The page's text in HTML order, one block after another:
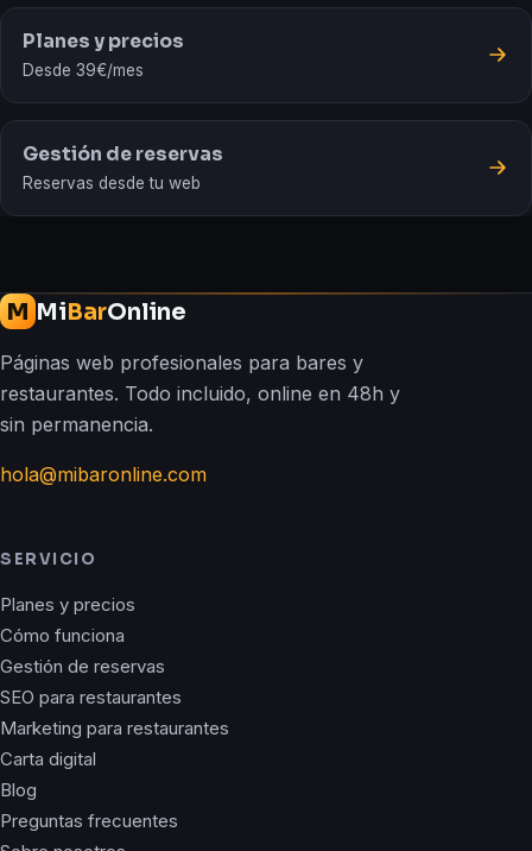
Planes y precios
Desde 39€/mes
Gestión de reservas
Reservas desde tu web
M MiBarOnline
Páginas web profesionales para bares y
restaurantes. Todo incluido, online en 48h y
sin permanencia.
hola@mibaronline.com
SERVICIO
Planes y precios
Cómo funciona
Gestión de reservas
SEO para restaurantes
Marketing para restaurantes
Carta digital
Blog
Preguntas frecuentes